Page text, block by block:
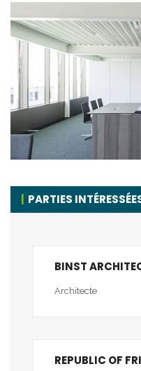
PARTIES
BINST
Architecte
REPUBLIC OF